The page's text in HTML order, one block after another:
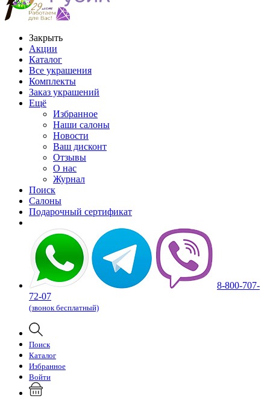
Закрыть
Акции
Каталог
Все украшения
Комплекты
Заказ украшений
Ещё
Избранное
Наши салоны
Новости
Ваш дисконт
Отзывы
О нас
Журнал
Поиск
Салоны
Подарочный сертификат
8-800-707-
72-07
(звонок бесплатный)
Поиск
Каталог
Избранное
Войти